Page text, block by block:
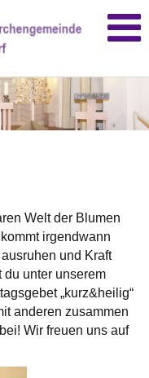
Welt der Blumen
irgendwann
und Kraft
du unter unserem
„kurz&heilig“
anderen zusammen
Wir freuen uns auf